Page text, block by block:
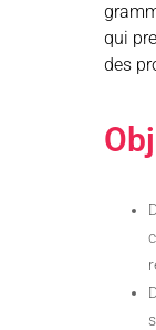
qui
des